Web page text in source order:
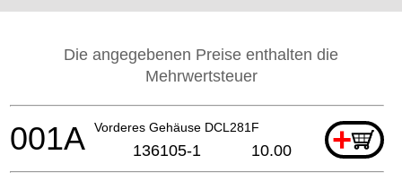
Die angegebenen Preise enthalten die
Mehrwertsteuer
Vorderes Gehäuse DCL281F +
001A 136105-1 10.00